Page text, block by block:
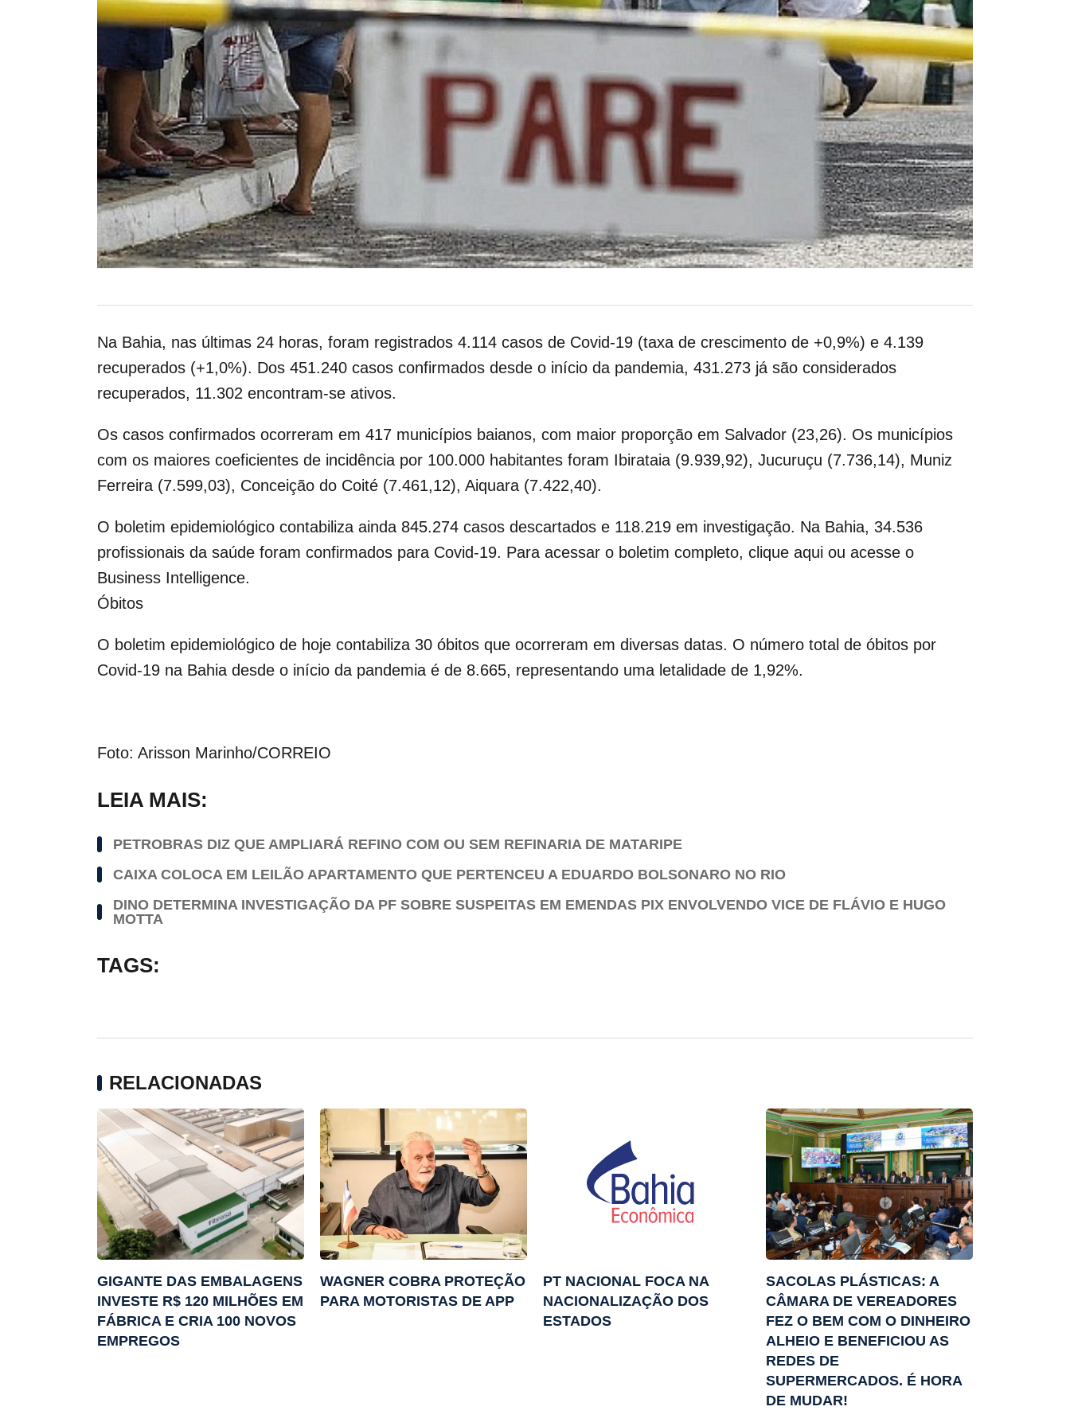
Na Bahia, nas últimas 24 horas, foram registrados 4.114 casos de Covid-19 (taxa de crescimento de +0,9%) e 4.139
recuperados (+1,0%). Dos 451.240 casos confirmados desde o início da pandemia, 431.273 já são considerados
recuperados, 11.302 encontram-se ativos.
Os casos confirmados ocorreram em 417 municípios baianos, com maior proporção em Salvador (23,26). Os municípios
com os maiores coeficientes de incidência por 100.000 habitantes foram Ibirataia (9.939,92), Jucuruçu (7.736,14), Muniz
Ferreira (7.599,03), Conceição do Coité (7.461,12), Aiquara (7.422,40).
O boletim epidemiológico contabiliza ainda 845.274 casos descartados e 118.219 em investigação. Na Bahia, 34.536
profissionais da saúde foram confirmados para Covid-19. Para acessar o boletim completo, clique aqui ou acesse o
Business Intelligence.
Óbitos
O boletim epidemiológico de hoje contabiliza 30 óbitos que ocorreram em diversas datas. O número total de óbitos por
Covid-19 na Bahia desde o início da pandemia é de 8.665, representando uma letalidade de 1,92%.
Foto: Arisson Marinho/CORREIO
LEIA MAIS:
PETROBRAS DIZ QUE AMPLIARÁ REFINO COM OU SEM REFINARIA DE MATARIPE
CAIXA COLOCA EM LEILÃO APARTAMENTO QUE PERTENCEU A EDUARDO BOLSONARO NO RIO
DINO DETERMINA INVESTIGAÇÃO DA PF SOBRE SUSPEITAS EM EMENDAS PIX ENVOLVENDO VICE DE FLÁVIO E HUGO
MOTTA
TAGS:
RELACIONADAS
GIGANTE DAS EMBALAGENS
INVESTE R$ 120 MILHÕES EM
FÁBRICA E CRIA 100 NOVOS
EMPREGOS
WAGNER COBRA PROTEÇÃO
PARA MOTORISTAS DE APP
PT NACIONAL FOCA NA
NACIONALIZAÇÃO DOS
ESTADOS
SACOLAS PLÁSTICAS: A
CÂMARA DE VEREADORES
FEZ O BEM COM O DINHEIRO
ALHEIO E BENEFICIOU AS
REDES DE
SUPERMERCADOS. É HORA
DE MUDAR!